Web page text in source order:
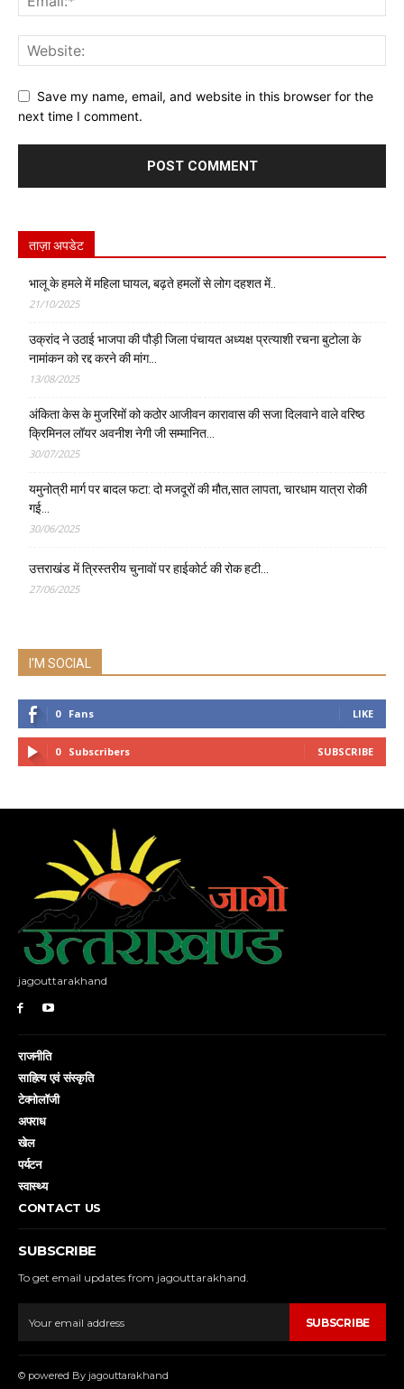
Save my name, email, and website in this browser for the
next time I comment.
ताज़ा अपडेट
भालू के हमले में महिला घायल, बढ़ते हमलों से लोग दहशत में..
21/10/2025
उक्रांद ने उठाई भाजपा की पौड़ी जिला पंचायत अध्यक्ष प्रत्याशी रचना बुटोला के
नामांकन को रद्द करने की मांग…
13/08/2025
अंकिता केस के मुजरिमों को कठोर आजीवन कारावास की सजा दिलवाने वाले वरिष्ठ
क्रिमिनल लॉयर अवनीश नेगी जी सम्मानित…
30/07/2025
यमुनोत्री मार्ग पर बादल फटा: दो मजदूरों की मौत,सात लापता, चारधाम यात्रा रोकी
गई…
30/06/2025
उत्तराखंड में त्रिस्तरीय चुनावों पर हाईकोर्ट की रोक हटी…
27/06/2025
I'M SOCIAL
0 Fans LIKE
0 Subscribers SUBSCRIBE
jagouttarakhand
राजनीति
साहित्य एवं संस्कृति
टेक्नोलॉजी
अपराध
खेल
पर्यटन
स्वास्थ्य
CONTACT US
SUBSCRIBE
To get email updates from jagouttarakhand.
SUBSCRIBE
© powered By jagouttarakhand